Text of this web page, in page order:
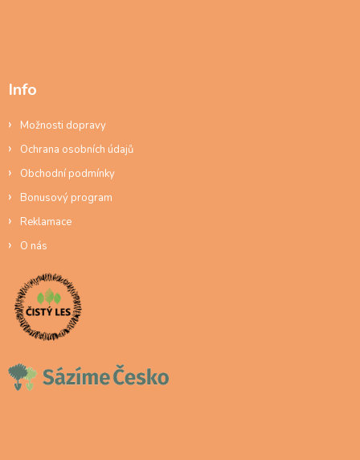
Info
Možnosti dopravy
Ochrana osobních údajů
Obchodní podmínky
Bonusový program
Reklamace
O nás